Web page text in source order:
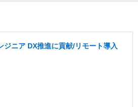
ジニア DX推進に貢献/リモート導入